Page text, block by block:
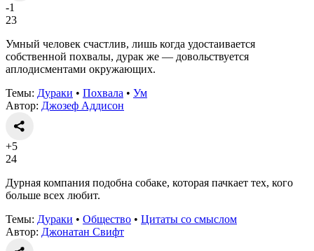
-1
23
Умный человек счастлив, лишь когда удостаивается
собственной похвалы, дурак же — довольствуется
аплодисментами окружающих.
Темы: Дураки • Похвала • Ум
Автор: Джозеф Аддисон
+5
24
Дурная компания подобна собаке, которая пачкает тех, кого
больше всех любит.
Темы: Дураки • Общество • Цитаты со смыслом
Автор: Джонатан Свифт